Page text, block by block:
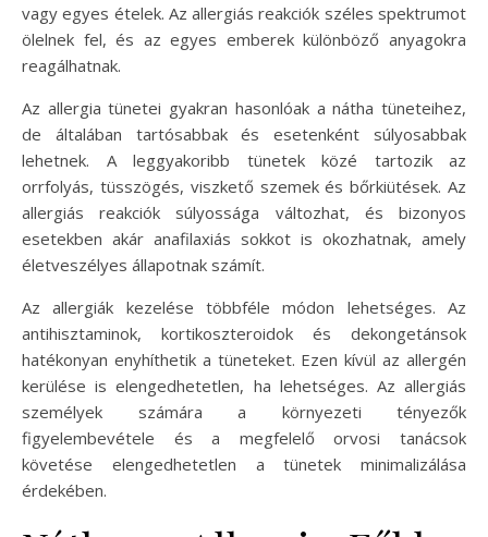
vagy egyes ételek. Az allergiás reakciók széles spektrumot
ölelnek fel, és az egyes emberek különböző anyagokra
reagálhatnak.
Az allergia tünetei gyakran hasonlóak a nátha tüneteihez,
de általában tartósabbak és esetenként súlyosabbak
lehetnek. A leggyakoribb tünetek közé tartozik az
orrfolyás, tüsszögés, viszkető szemek és bőrkiütések. Az
allergiás reakciók súlyossága változhat, és bizonyos
esetekben akár anafilaxiás sokkot is okozhatnak, amely
életveszélyes állapotnak számít.
Az allergiák kezelése többféle módon lehetséges. Az
antihisztaminok, kortikoszteroidok és dekongetánsok
hatékonyan enyhíthetik a tüneteket. Ezen kívül az allergén
kerülése is elengedhetetlen, ha lehetséges. Az allergiás
személyek számára a környezeti tényezők
figyelembevétele és a megfelelő orvosi tanácsok
követése elengedhetetlen a tünetek minimalizálása
érdekében.